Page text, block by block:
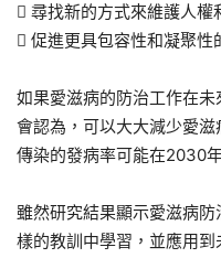
 尋找新的方式來維護人
 促進更具包容性和凝聚性
如果愛滋病的防治工作在
會認為，可以大大減少愛
傳染的發病率可能在2030
雖然研究結果顯示愛滋病
樣的教訓中學習，並應用到